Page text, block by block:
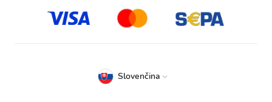
Slovenčina